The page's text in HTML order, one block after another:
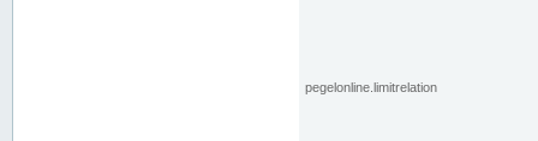
pegelonline.limitrelation